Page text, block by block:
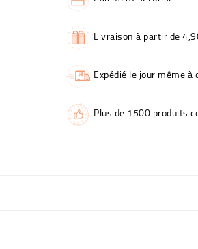
Livraison à partir de
Expédié le jour même
Plus de 1500 produits